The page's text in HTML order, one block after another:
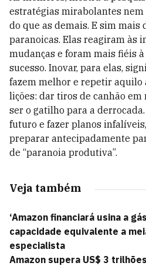
estratégias mirabolantes
do que as demais. E sim mais
paranoicas. Elas reagiram às
mudanças e foram mais fiéis
sucesso. Inovar, para elas,
fazem melhor e repetir aquilo
lições: dar tiros de canhão em
ser o gatilho para a
futuro e fazer planos
preparar antecipadamente
de “paranoia produtiva”.
Veja também
‘Amazon financiará usina a
capacidade equivalente a
especialista
Amazon supera US$ 3